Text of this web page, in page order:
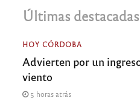
Últimas destacadas
HOY CÓRDOBA
Advierten por un
viento
5 horas atrás